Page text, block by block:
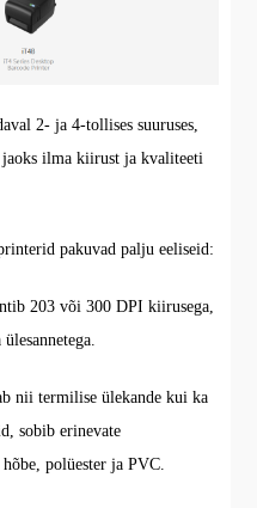
2- ja 4-tollises suuruses,
jaoks ilma kiirust ja kvaliteeti
pakuvad palju eeliseid:
203 või 300 DPI kiirusega,
nii termilise ülekande kui ka
sobib erinevate
polüester ja PVC.